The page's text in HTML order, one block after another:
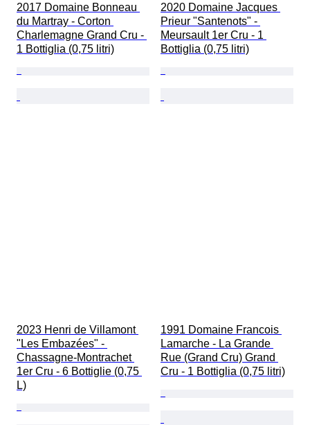
2017 Domaine Bonneau
du Martray - Corton
Charlemagne Grand Cru -
1 Bottiglia (0,75 litri)
2020 Domaine Jacques
Prieur "Santenots" -
Meursault 1er Cru - 1
Bottiglia (0,75 litri)
2023 Henri de Villamont
"Les Embazées" -
Chassagne-Montrachet
1er Cru - 6 Bottiglie (0,75
L)
1991 Domaine Francois
Lamarche - La Grande
Rue (Grand Cru) Grand
Cru - 1 Bottiglia (0,75 litri)